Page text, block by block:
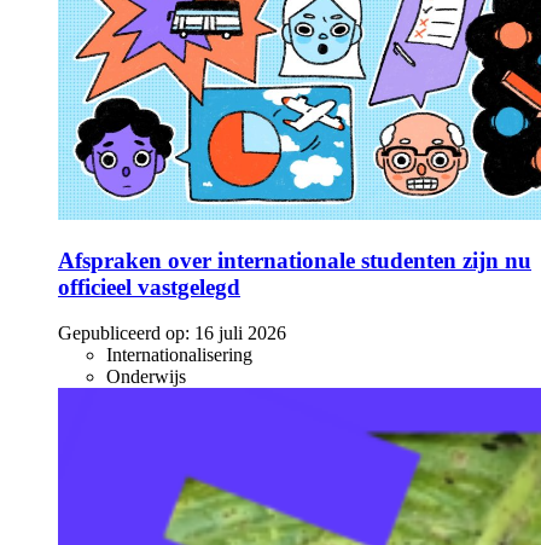
Afspraken over internationale studenten zijn nu
officieel vastgelegd
Gepubliceerd op: 16 juli 2026
Internationalisering
Onderwijs